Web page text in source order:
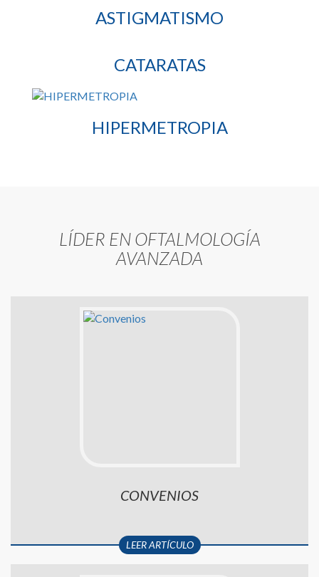
ASTIGMATISMO
CATARATAS
HIPERMETROPIA
LÍDER EN OFTALMOLOGÍA
AVANZADA
CONVENIOS
LEER ARTÍCULO